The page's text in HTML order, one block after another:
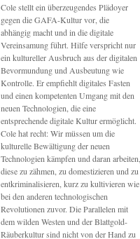
Cole stellt ein überzeugendes Plädoyer
gegen die GAFA-Kultur vor, die
abhängig macht und in die digitale
Vereinsamung führt. Hilfe verspricht nur
ein kultureller Ausbruch aus der digitalen
Bevormundung und Ausbeutung wie
Kontrolle. Er empfiehlt digitales Fasten
und einen kompetenten Umgang mit den
neuen Technologien, die eine
entsprechende digitale Kultur ermöglicht.
Cole hat recht: Wir müssen um die
kulturelle Bewältigung der neuen
Technologien kämpfen und daran arbeiten,
diese zu zähmen, zu domestizieren und zu
entkriminalisieren, kurz zu kultivieren wie
bei den anderen technologischen
Revolutionen zuvor. Die Parallelen mit
dem wilden Westen und der Blattgold-
Räuberkultur sind nicht von der Hand zu